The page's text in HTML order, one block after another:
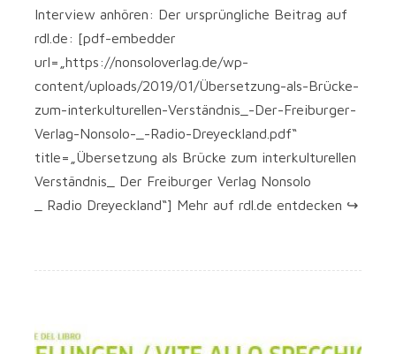
Interview anhö­ren: Der ursprüng­li­che Bei­trag auf
rdl.de: [pdf-embedder
url=„https://nonsoloverlag.de/wp-
content/uploads/2019/01/Übersetzung-als-Brücke-
zum-interkulturellen-Verständnis_-Der-Freiburger-
Verlag-Nonsolo-_-Radio-Dreyeckland.pdf“
title=„Übersetzung als Brü­cke zum inter­kul­tu­rel­len
Verständnis_ Der Frei­bur­ger Ver­lag Non­so­lo
_ Radio Dreyeck­land“] Mehr auf rdl.de entdecken ↪